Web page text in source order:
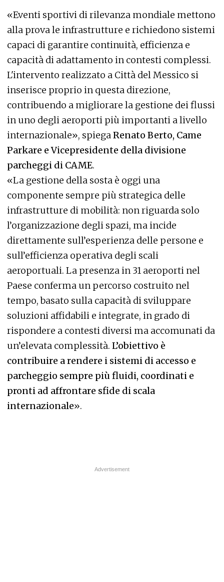
«Eventi sportivi di rilevanza mondiale mettono
alla prova le infrastrutture e richiedono sistemi
capaci di garantire continuità, efficienza e
capacità di adattamento in contesti complessi.
L'intervento realizzato a Città del Messico si
inserisce proprio in questa direzione,
contribuendo a migliorare la gestione dei flussi
in uno degli aeroporti più importanti a livello
internazionale», spiegaRenato Berto, Came
Parkare e Vicepresidente della divisione
parcheggi di CAME.
«La gestione della sosta è oggi una
componente sempre più strategica delle
infrastrutture di mobilità: non riguarda solo
l’organizzazione degli spazi, ma incide
direttamente sull’esperienza delle persone e
sull’efficienza operativa degli scali
aeroportuali. La presenza in 31 aeroporti nel
Paese conferma un percorso costruito nel
tempo, basato sulla capacità di sviluppare
soluzioni affidabili e integrate, in grado di
rispondere a contesti diversi ma accomunati da
un’elevata complessità. L’obiettivo è
contribuire a rendere i sistemi di accesso e
parcheggio sempre più fluidi, coordinati e
pronti ad affrontare sfide di scala
internazionale».